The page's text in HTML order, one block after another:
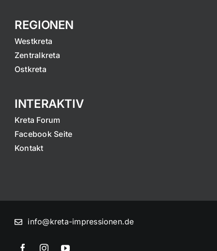
REGIONEN
Westkreta
Zentralkreta
Ostkreta
INTERAKTIV
Kreta Forum
Facebook Seite
Kontakt
info@kreta-impressionen.de